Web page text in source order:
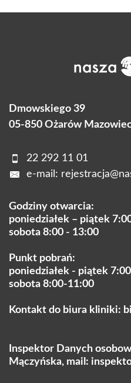
Dmowskiego 39
05-850 Ożarów
22 292 11 01
e-mail:
Godziny otwarcia:
poniedziałek – piątek
sobota 8:00 - 13:00
Punkt pobrań:
poniedziałek - piątek
sobota 8:00-11:00
Kontakt do biura kliniki:
Inspektor Danych
Mączyńska, mail: